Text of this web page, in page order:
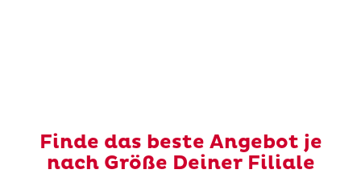
Finde das beste Angebot je
nach Größe Deiner Filiale